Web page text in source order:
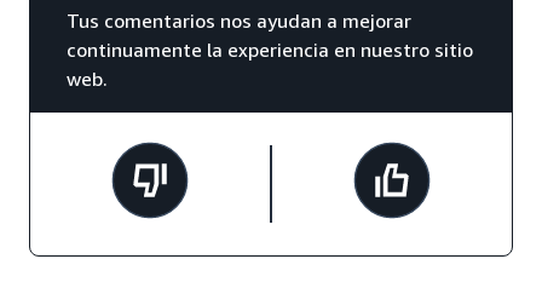
Tus comentarios nos ayudan a mejorar
continuamente la experiencia en nuestro sitio
web.